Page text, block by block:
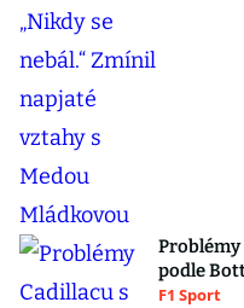
Problémy
podle
F1 Sport